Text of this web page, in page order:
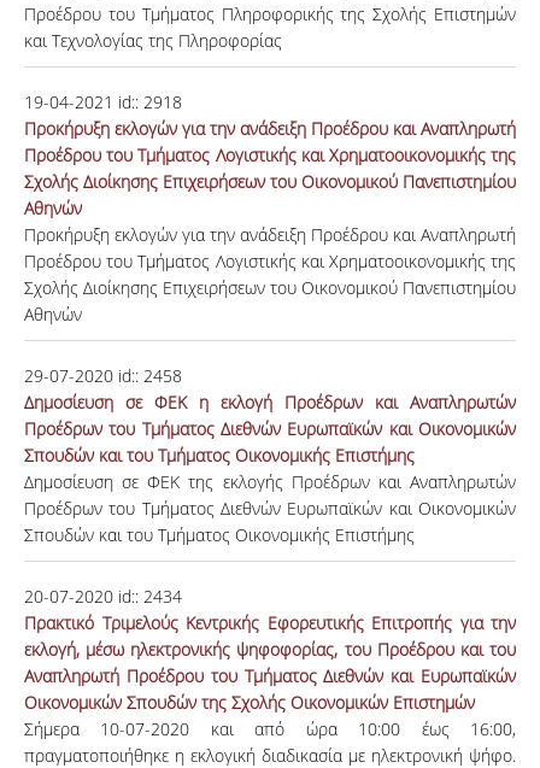
Προέδρου του Τμήματος Πληροφορικής της Σχολής Επιστημών
και Τεχνολογίας της Πληροφορίας
19-04-2021 id:: 2918
Προκήρυξη εκλογών για την ανάδειξη Προέδρου και Αναπληρωτή
Προέδρου του Τμήματος Λογιστικής και Χρηματοοικονομικής της
Σχολής Διοίκησης Επιχειρήσεων του Οικονομικού Πανεπιστημίου
Αθηνών
Προκήρυξη εκλογών για την ανάδειξη Προέδρου και Αναπληρωτή
Προέδρου του Τμήματος Λογιστικής και Χρηματοοικονομικής της
Σχολής Διοίκησης Επιχειρήσεων του Οικονομικού Πανεπιστημίου
Αθηνών
29-07-2020 id:: 2458
Δημοσίευση σε ΦΕΚ η εκλογή Προέδρων και Αναπληρωτών
Προέδρων του Τμήματος Διεθνών Ευρωπαϊκών και Οικονομικών
Σπουδών και του Τμήματος Οικονομικής Επιστήμης
Δημοσίευση σε ΦΕΚ της εκλογής Προέδρων και Αναπληρωτών
Προέδρων του Τμήματος Διεθνών Ευρωπαϊκών και Οικονομικών
Σπουδών και του Τμήματος Οικονομικής Επιστήμης
20-07-2020 id:: 2434
Πρακτικό Τριμελούς Κεντρικής Εφορευτικής Επιτροπής για την
εκλογή, μέσω ηλεκτρονικής ψηφοφορίας, του Προέδρου και του
Αναπληρωτή Προέδρου του Τμήματος Διεθνών και Ευρωπαϊκών
Οικονομικών Σπουδών της Σχολής Οικονομικών Επιστημών
Σήμερα 10-07-2020 και από ώρα 10:00 έως 16:00,
πραγματοποιήθηκε η εκλογική διαδικασία με ηλεκτρονική ψήφο.